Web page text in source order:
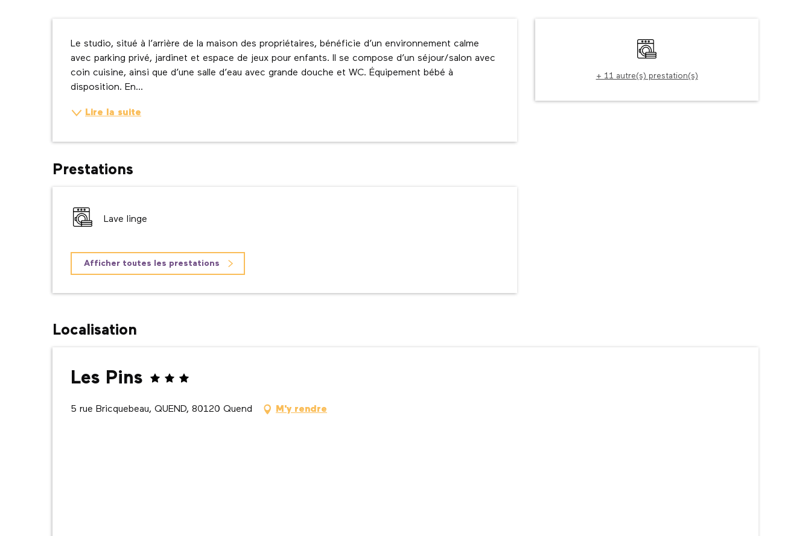
Ouverture et
Lave linge
+ 11 autre(s) prestation(s)
Description
Le studio, situé à l’arrière de la maison des propriétaires, bénéficie d’un environnement calme
avec parking privé, jardinet et espace de jeux pour enfants. Il se compose d’un séjour/salon avec
coin cuisine, ainsi que d’une salle d’eau avec grande douche et WC. Équipement bébé à
disposition. En...
Lire la suite
Prestations
Lave linge
Afficher toutes les prestations
Localisation
Les Pins
5 rue Bricquebeau, QUEND, 80120 Quend M'y rendre